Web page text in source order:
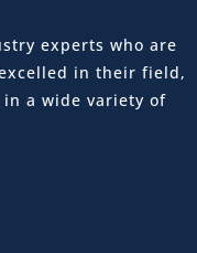
experts who are
in their field,
in a wide variety of